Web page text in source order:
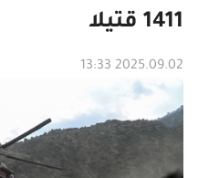
1411 قتيلا
2025.09.02 13:33